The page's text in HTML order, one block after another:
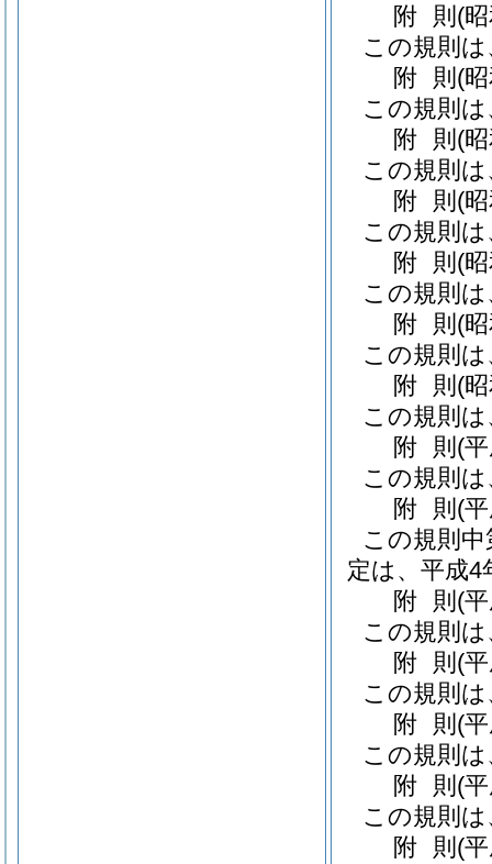
附 則 (
この規則
附 則 (
この規則
附 則 (
この規則
附 則 (
この規則
附 則 (
この規則
附 則 (
この規則
附 則 (
この規則
附 則 (
この規則
附 則 (
この規則
定は、平成4
附 則 (
この規則
附 則 (
この規則
附 則 (
この規則
附 則 (
この規則
附 則 (